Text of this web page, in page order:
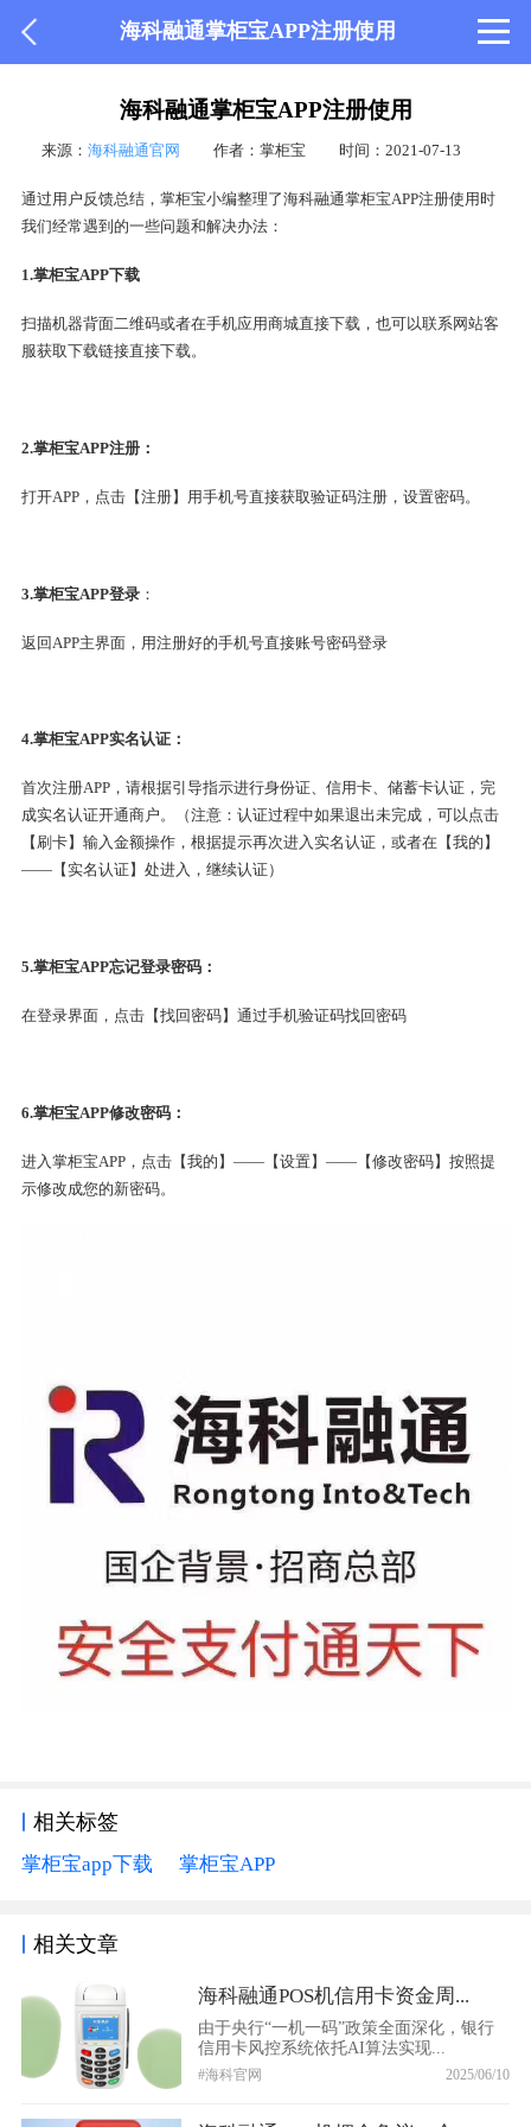
海科融通掌柜宝APP注册使用
海科融通掌柜宝APP注册使用
来源：海科融通官网 作者：掌柜宝 时间：2021-07-13
通过用户反馈总结，掌柜宝小编整理了海科融通掌柜宝APP注册使用时
我们经常遇到的一些问题和解决办法：
1.掌柜宝APP下载
扫描机器背面二维码或者在手机应用商城直接下载，也可以联系网站客
服获取下载链接直接下载。
2.掌柜宝APP注册：
打开APP，点击【注册】用手机号直接获取验证码注册，设置密码。
3.掌柜宝APP登录：
返回APP主界面，用注册好的手机号直接账号密码登录
4.掌柜宝APP实名认证：
首次注册APP，请根据引导指示进行身份证、信用卡、储蓄卡认证，完
成实名认证开通商户。（注意：认证过程中如果退出未完成，可以点击
【刷卡】输入金额操作，根据提示再次进入实名认证，或者在【我的】
——【实名认证】处进入，继续认证）
5.掌柜宝APP忘记登录密码：
在登录界面，点击【找回密码】通过手机验证码找回密码
6.掌柜宝APP修改密码：
进入掌柜宝APP，点击【我的】——【设置】——【修改密码】按照提
示修改成您的新密码。
相关标签
掌柜宝app下载 掌柜宝APP
相关文章
海科融通POS机信用卡资金周...
由于央行“一机一码”政策全面深化，银行
信用卡风控系统依托AI算法实现...
#海科官网 2025/06/10